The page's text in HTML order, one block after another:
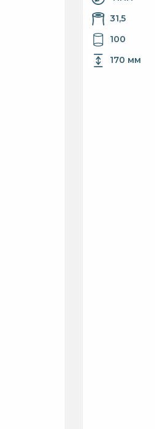
31,5
100
170 мм